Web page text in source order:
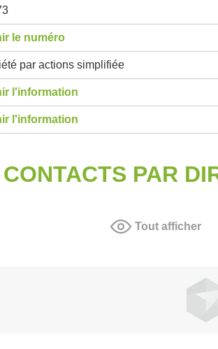
le numéro
par actions simplifiée
l'information
l'information
CONTACTS PAR
Tout afficher